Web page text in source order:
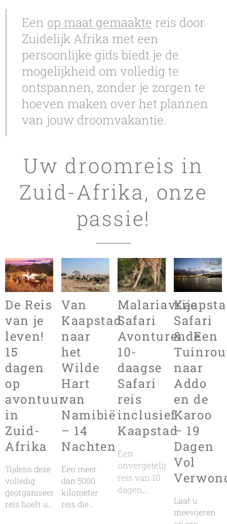
Een op maat gemaakte reis door
Zuidelijk Afrika met een
persoonlijke gids biedt je de
mogelijkheid om volledig te
ontspannen, zonder je zorgen te
hoeven maken over het plannen
van jouw droomvakantie.
Uw droomreis in
Zuid-Afrika, onze
passie!
De Reis
van je
leven!
15
dagen
op
avontuur
in
Zuid-
Afrika
Tijdens deze
volledig
georganiseerde
reis hoeft u
Van
Kaapstad
naar
het
Wilde
Hart
van
Namibië
– 14
Nachten
Een meer
dan 5000
kilometer
reis die
Malariavrije
Safari
Avonturen: Een
10-
daagse
Safari
reis
inclusief
Kaapstad
Een
onvergetelijke
reis van 10
dagen,
Safari
& de
naar
Addo
en de
Karoo
– 19
Dagen
Vol
Laat u
meevoeren